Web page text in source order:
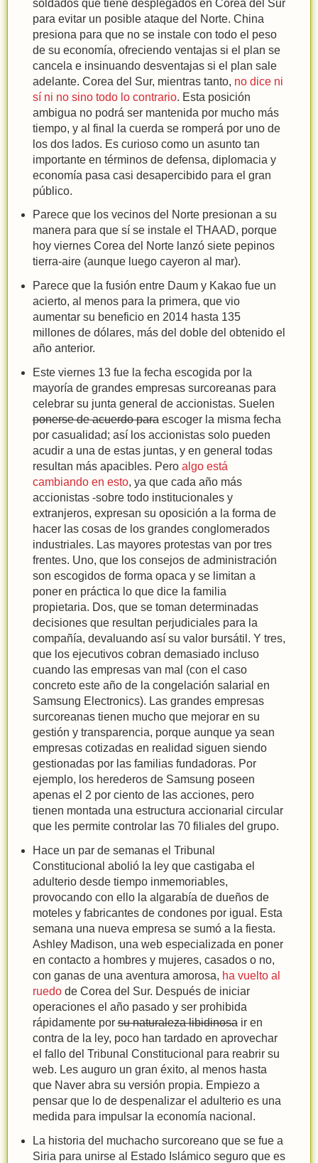
soldados que tiene desplegados en Corea del Sur
para evitar un posible ataque del Norte. China
presiona para que no se instale con todo el peso
de su economía, ofreciendo ventajas si el plan se
cancela e insinuando desventajas si el plan sale
adelante. Corea del Sur, mientras tanto, no dice ni
sí ni no sino todo lo contrario. Esta posición
ambigua no podrá ser mantenida por mucho más
tiempo, y al final la cuerda se romperá por uno de
los dos lados. Es curioso como un asunto tan
importante en términos de defensa, diplomacia y
economía pasa casi desapercibido para el gran
público.
Parece que los vecinos del Norte presionan a su
manera para que sí se instale el THAAD, porque
hoy viernes Corea del Norte lanzó siete pepinos
tierra-aire (aunque luego cayeron al mar).
Parece que la fusión entre Daum y Kakao fue un
acierto, al menos para la primera, que vio
aumentar su beneficio en 2014 hasta 135
millones de dólares, más del doble del obtenido el
año anterior.
Este viernes 13 fue la fecha escogida por la
mayoría de grandes empresas surcoreanas para
celebrar su junta general de accionistas. Suelen
ponerse de acuerdo paraescoger la misma fecha
por casualidad; así los accionistas solo pueden
acudir a una de estas juntas, y en general todas
resultan más apacibles. Pero algo está
cambiando en esto, ya que cada año más
accionistas -sobre todo institucionales y
extranjeros, expresan su oposición a la forma de
hacer las cosas de los grandes conglomerados
industriales. Las mayores protestas van por tres
frentes. Uno, que los consejos de administración
son escogidos de forma opaca y se limitan a
poner en práctica lo que dice la familia
propietaria. Dos, que se toman determinadas
decisiones que resultan perjudiciales para la
compañía, devaluando así su valor bursátil. Y tres,
que los ejecutivos cobran demasiado incluso
cuando las empresas van mal (con el caso
concreto este año de la congelación salarial en
Samsung Electronics). Las grandes empresas
surcoreanas tienen mucho que mejorar en su
gestión y transparencia, porque aunque ya sean
empresas cotizadas en realidad siguen siendo
gestionadas por las familias fundadoras. Por
ejemplo, los herederos de Samsung poseen
apenas el 2 por ciento de las acciones, pero
tienen montada una estructura accionarial circular
que les permite controlar las 70 filiales del grupo.
Hace un par de semanas el Tribunal
Constitucional abolió la ley que castigaba el
adulterio desde tiempo inmemoriables,
provocando con ello la algarabía de dueños de
moteles y fabricantes de condones por igual. Esta
semana una nueva empresa se sumó a la fiesta.
Ashley Madison, una web especializada en poner
en contacto a hombres y mujeres, casados o no,
con ganas de una aventura amorosa, ha vuelto al
ruedode Corea del Sur. Después de iniciar
operaciones el año pasado y ser prohibida
rápidamente porsu naturaleza libidinosair en
contra de la ley, poco han tardado en aprovechar
el fallo del Tribunal Constitucional para reabrir su
web. Les auguro un gran éxito, al menos hasta
que Naver abra su versión propia. Empiezo a
pensar que lo de despenalizar el adulterio es una
medida para impulsar la economía nacional.
La historia del muchacho surcoreano que se fue a
Siria para unirse al Estado Islámico seguro que es